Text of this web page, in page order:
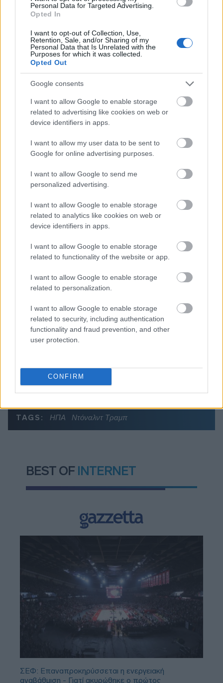
Personal Data for Targeted Advertising.
Opted In
I want to opt-out of Collection, Use,
Retention, Sale, and/or Sharing of my
Personal Data that Is Unrelated with the
Purposes for which it was collected.
Opted Out
Google consents
I want to allow Google to enable storage
related to advertising like cookies on web or
device identifiers in apps.
I want to allow my user data to be sent to
Google for online advertising purposes.
I want to allow Google to send me
personalized advertising.
I want to allow Google to enable storage
related to analytics like cookies on web or
device identifiers in apps.
I want to allow Google to enable storage
related to functionality of the website or app.
I want to allow Google to enable storage
related to personalization.
I want to allow Google to enable storage
related to security, including authentication
functionality and fraud prevention, and other
user protection.
CONFIRM
Ακολουθήστε τοinsider.gr στο Google News
πρώτοι όλες τιςειδήσεις
Διαβάζονται αυτή τη στιγμή
Τράπεζες: Στα 55,5 εκατ. ευρώ ο λογαριασμός
από τα δάνεια του ν. Κατσέλη
Νέο Χωροταξικό Τουρισμού: Οι νέες «κόκκινες
γραμμές» για το περιβάλλον και τι αλλάζει σε
ξενοδοχεία, νησιά και επενδύσεις
Τα ανοιχτά μέτωπα για την ενίσχυση της
TAGS: ΗΠΑ Ντόναλντ Τραμπ
BEST OF INTERNET
ΣΕΦ: Επαναπροκηρύσσεται η ενεργειακή
αναβάθμιση - Γιατί ακυρώθηκε ο πρώτος